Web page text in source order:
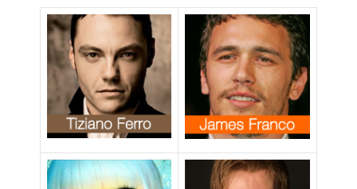
Lauderdale